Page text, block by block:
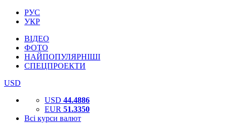
РУС
УКР
ВІДЕО
ФОТО
НАЙПОПУЛЯРНІШІ
СПЕЦПРОЕКТИ
USD
USD 44.4886
EUR 51.3350
Всі курси валют